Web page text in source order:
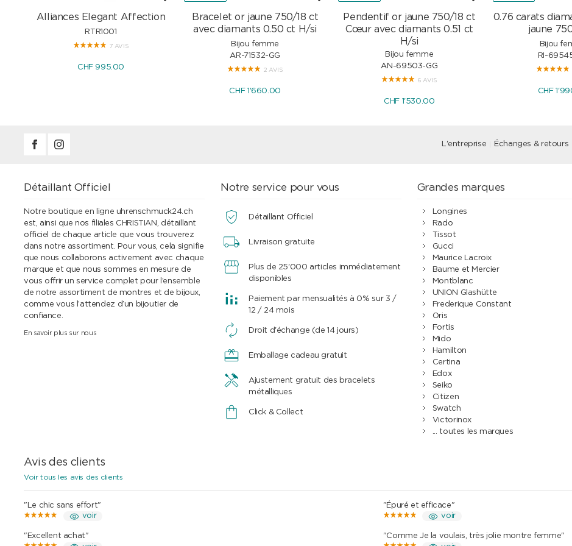
Alliances Elegant Affection
RTR1001
7 AVIS
CHF 995.00
Bracelet or jaune 750/18 ct
avec diamants 0.50 ct H/si
Bijou femme
AR-71532-GG
2 AVIS
CHF 1'660.00
Pendentif or jaune 750/18 ct
Cœur avec diamants 0.51 ct
H/si
Bijou femme
AN-69503-GG
6 AVIS
CHF 1'530.00
0.76 carats
jaune
Bijou
RI-
CHF
L'entreprise Échanges & retours
Détaillant Officiel
Notre boutique en ligne uhrenschmuck24.ch
est, ainsi que nos filiales CHRISTIAN, détaillant
officiel de chaque article que vous trouverez
dans notre assortiment. Pour vous, cela signifie
que nous collaborons activement avec chaque
marque et que nous sommes en mesure de
vous offrir un service complet pour l’ensemble
de notre assortiment de montres et de bijoux,
comme vous l’attendez d’un bijoutier de
confiance.
En savoir plus sur nous
Notre service pour vous
Détaillant Officiel
Livraison gratuite
Plus de 25'000 articles immédiatement
disponibles
Paiement par mensualités à 0% sur 3 /
12 / 24 mois
Droit d'échange (de 14 jours)
Emballage cadeau gratuit
Ajustement gratuit des bracelets
métalliques
Click & Collect
Grandes marques
Longines
Rado
Tissot
Gucci
Maurice Lacroix
Baume et Mercier
Montblanc
UNION Glashütte
Frederique Constant
Oris
Fortis
Mido
Hamilton
Certina
Edox
Seiko
Citizen
Swatch
Victorinox
... toutes les marques
Avis des clients
Voir tous les avis des clients
"Le chic sans effort"
voir
"Épuré et efficace"
voir
"Excellent achat"
"Comme Je la voulais, très jolie montre femme"